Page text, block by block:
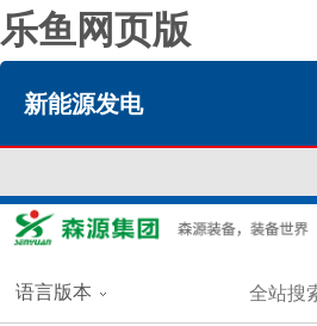
乐鱼网页版
新能源发电
语言版本